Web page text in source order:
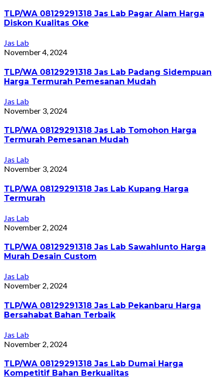
TLP/WA 08129291318 Jas Lab Pagar Alam Harga
Diskon Kualitas Oke
Jas Lab
November 4, 2024
TLP/WA 08129291318 Jas Lab Padang Sidempuan
Harga Termurah Pemesanan Mudah
Jas Lab
November 3, 2024
TLP/WA 08129291318 Jas Lab Tomohon Harga
Termurah Pemesanan Mudah
Jas Lab
November 3, 2024
TLP/WA 08129291318 Jas Lab Kupang Harga
Termurah
Jas Lab
November 2, 2024
TLP/WA 08129291318 Jas Lab Sawahlunto Harga
Murah Desain Custom
Jas Lab
November 2, 2024
TLP/WA 08129291318 Jas Lab Pekanbaru Harga
Bersahabat Bahan Terbaik
Jas Lab
November 2, 2024
TLP/WA 08129291318 Jas Lab Dumai Harga
Kompetitif Bahan Berkualitas